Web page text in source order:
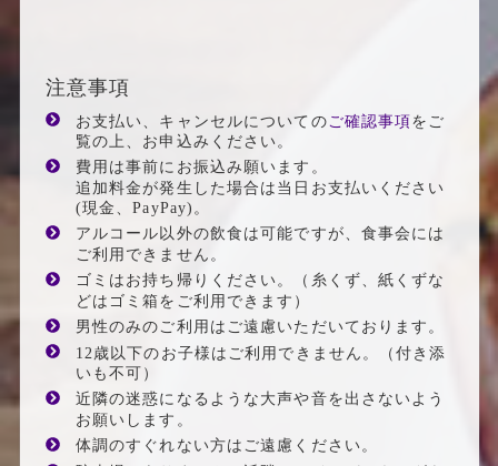
注意事項
お支払い、キャンセルについての ご確認事項をご
覧の上、お申込みください。
費用は事前にお振込み願います。
追加料金が発生した場合は当日お支払いください
(現金、PayPay)。
アルコール以外の飲食は可能ですが、食事会には
ご利用できません。
ゴミはお持ち帰りください。（糸くず、紙くずな
どはゴミ箱をご利用できます）
男性のみのご利用はご遠慮いただいております。
12歳以下のお子様はご利用できません。（付き添
いも不可）
近隣の迷惑になるような大声や音を出さないよう
お願いします。
体調のすぐれない方はご遠慮ください。